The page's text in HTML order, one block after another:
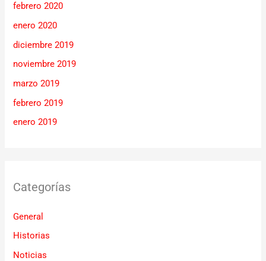
febrero 2020
enero 2020
diciembre 2019
noviembre 2019
marzo 2019
febrero 2019
enero 2019
Categorías
General
Historias
Noticias